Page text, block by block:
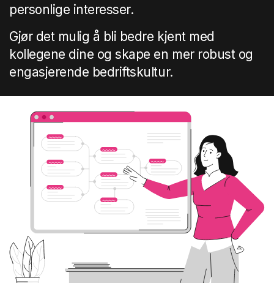
personlige interesser.
Gjør det mulig å bli bedre kjent med
kollegene dine og skape en mer robust og
engasjerende bedriftskultur.